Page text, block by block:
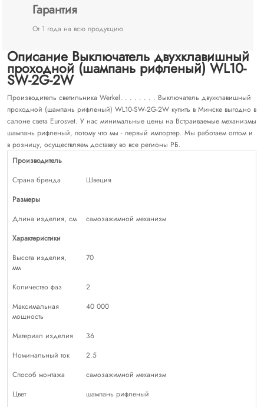
Гарантия
От 1 года на всю продукцию
Описание Выключатель двухклавишный
проходной (шампань рифленый) WL10-
SW-2G-2W
Производитель светильника Werkel. . . . . . . . Выключатель двухклавишный
проходной (шампань рифленый) WL10-SW-2G-2W купить в Минске выгодно в
салоне света Eurosvet. У нас минимальные цены на Встраиваемые механизмы
шампань рифленый, потому что мы - первый импортер. Мы работаем оптом и
в розницу, осуществляем доставку во все регионы РБ.
Производитель
Страна бренда
Швеция
Размеры
Длина изделия, см
самозажимной механизм
Характеристики
Высота изделия,
мм
70
Количество фаз
2
Максимальная
мощность
40 000
Материал изделия
36
Номинальный ток
2.5
Способ монтажа
самозажимной механизм
Цвет
шампань рифленый